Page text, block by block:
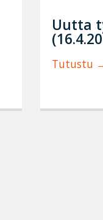
Uutta
Tutustu